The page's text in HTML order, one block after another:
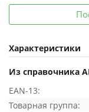
Характеристики
Из справочника
EAN-13:
Товарная группа: